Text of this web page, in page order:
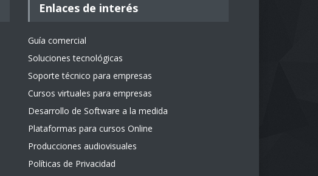
Enlaces de interés
Guía comercial
Soluciones tecnológicas
Soporte técnico para empresas
Cursos virtuales para empresas
Desarrollo de Software a la medida
Plataformas para cursos Online
Producciones audiovisuales
Políticas de Privacidad